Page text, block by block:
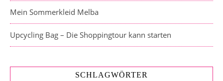
Mein Sommerkleid Melba
Upcycling Bag – Die Shoppingtour kann starten
SCHLAGWÖRTER